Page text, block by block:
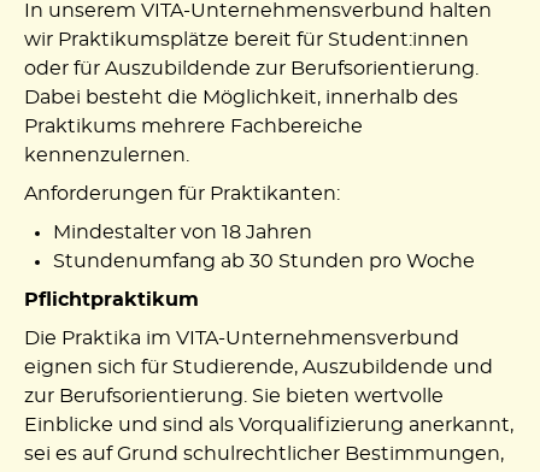
In unserem VITA-Unternehmensverbund halten
wir Praktikumsplätze bereit für Student:innen
oder für Auszubildende zur Berufsorientierung.
Dabei besteht die Möglichkeit, innerhalb des
Praktikums mehrere Fachbereiche
kennenzulernen.
Anforderungen für Praktikanten:
Mindestalter von 18 Jahren
Stundenumfang ab 30 Stunden pro Woche
Pflichtpraktikum
Die Praktika im VITA-Unternehmensverbund
eignen sich für Studierende, Auszubildende und
zur Berufsorientierung. Sie bieten wertvolle
Einblicke und sind als Vorqualifizierung anerkannt,
sei es auf Grund schulrechtlicher Bestimmungen,